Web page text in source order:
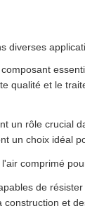
diverses
qualité et le
un rôle crucial
un choix idéal
comprimé
de
et